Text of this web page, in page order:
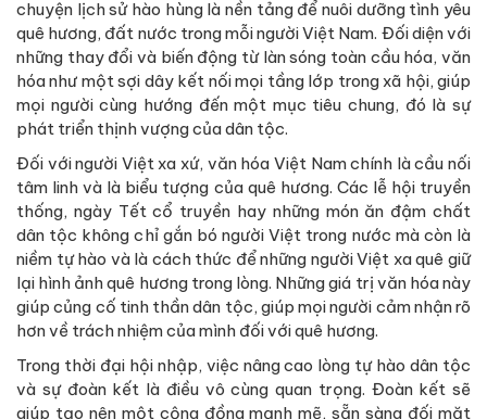
chuyện lịch sử hào hùng là nền tảng để nuôi dưỡng tình yêu
quê hương, đất nước trong mỗi người Việt Nam. Đối diện với
những thay đổi và biến động từ làn sóng toàn cầu hóa, văn
hóa như một sợi dây kết nối mọi tầng lớp trong xã hội, giúp
mọi người cùng hướng đến một mục tiêu chung, đó là sự
phát triển thịnh vượng của dân tộc.
Đối với người Việt xa xứ, văn hóa Việt Nam chính là cầu nối
tâm linh và là biểu tượng của quê hương. Các lễ hội truyền
thống, ngày Tết cổ truyền hay những món ăn đậm chất
dân tộc không chỉ gắn bó người Việt trong nước mà còn là
niềm tự hào và là cách thức để những người Việt xa quê giữ
lại hình ảnh quê hương trong lòng. Những giá trị văn hóa này
giúp củng cố tinh thần dân tộc, giúp mọi người cảm nhận rõ
hơn về trách nhiệm của mình đối với quê hương.
Trong thời đại hội nhập, việc nâng cao lòng tự hào dân tộc
và sự đoàn kết là điều vô cùng quan trọng. Đoàn kết sẽ
giúp tạo nên một cộng đồng mạnh mẽ, sẵn sàng đối mặt